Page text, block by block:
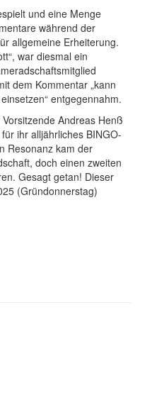
und eine Menge
während der
allgemeine Erheiterung.
war diesmal ein
dem Kommentar „kann
entgegennahm.
Andreas Henß
ihr alljährliches BINGO-
Resonanz kam der
doch einen zweiten
Gesagt getan! Dieser
(Gründonnerstag)